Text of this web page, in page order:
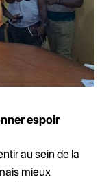
espoir
au sein de la
mieux